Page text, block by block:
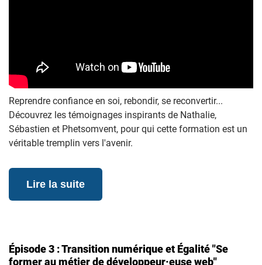
Reprendre confiance en soi, rebondir, se reconvertir...
Découvrez les témoignages inspirants de Nathalie,
Sébastien et Phetsomvent, pour qui cette formation est un
véritable tremplin vers l'avenir.
Lire la suite
Épisode 3 : Transition numérique et Égalité "Se
former au métier de développeur·euse web"